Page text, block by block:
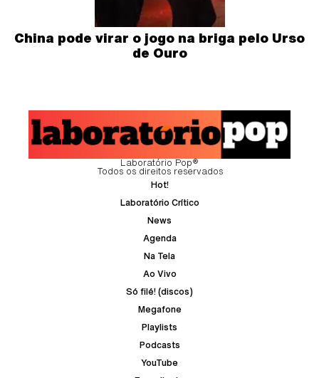
China pode virar o jogo na briga pelo Urso
de Ouro
Laboratório Pop®
Todos os direitos reservados
Hot!
Laboratório Crítico
News
Agenda
Na Tela
Ao Vivo
Só filé! (discos)
Megafone
Playlists
Podcasts
YouTube